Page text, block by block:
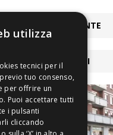
ARTICOLO PRECEDENTE
ARTICOLI COLLEGATI
utilizza